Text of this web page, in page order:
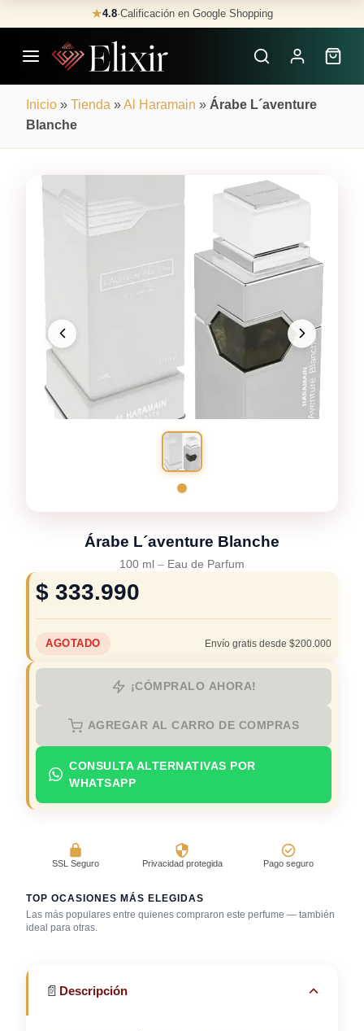
to
content
★4.8·Calificación en Google Shopping
Inicio » Tienda »Al Haramain » Árabe L´aventure
Blanche
Árabe L´aventure Blanche
100 ml – Eau de Parfum
$ 333.990
AGOTADO Envío gratis desde $200.000
¡CÓMPRALO AHORA!
AGREGAR AL CARRO DE COMPRAS
CONSULTA ALTERNATIVAS POR
WHATSAPP
SSL Seguro Privacidad protegida Pago seguro
TOP OCASIONES MÁS ELEGIDAS
Las más populares entre quienes compraron este perfume — también
ideal para otras.
Día caluroso /
clima cálido
📄 Descripción